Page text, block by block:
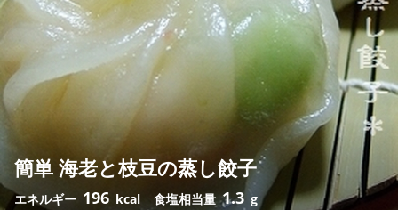
簡単 海老と枝豆の蒸し餃子
エネルギー 196 kcal 食塩相当量1.3 g